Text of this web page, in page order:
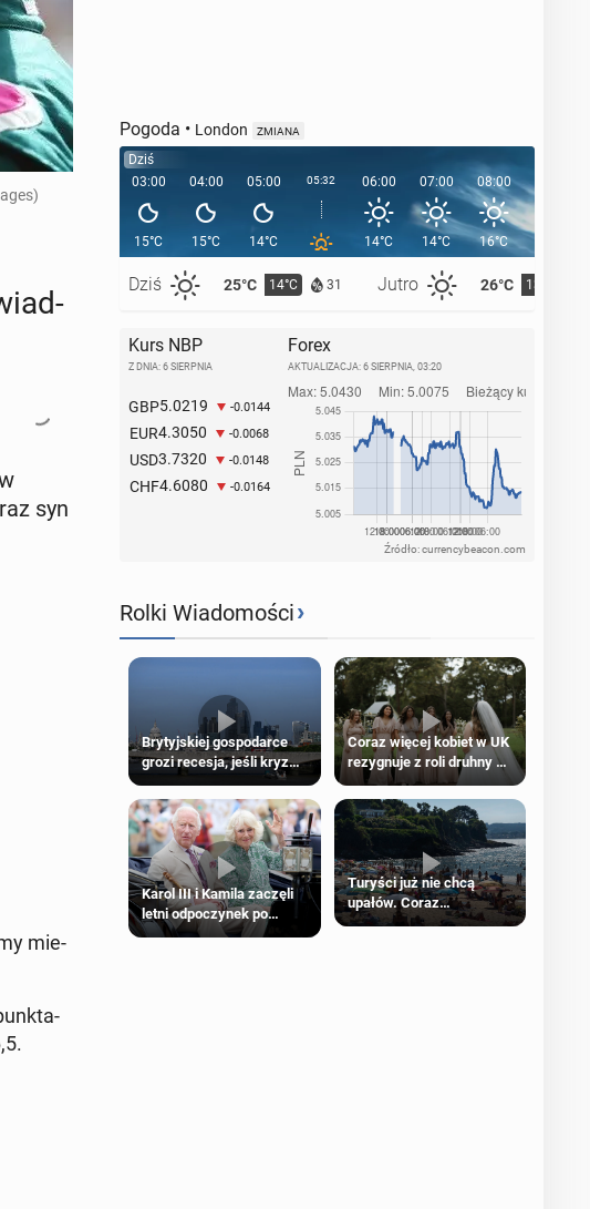
syn
mie­
Pogoda • London ZMIANA
Dziś
03:00
15°C
Dziś 25°C 14°C 31 Jutro 26°C 13°C
04:00
15°C
05:00
14°C
05:32 06:00
14°C
07:00
14°C
08:00
16°C
09:00
Kurs NBP
Z DNIA: 6 SIERPNIA
GBP5.0219 -0.0144
EUR4.3050 -0.0068
USD3.7320 -0.0148
CHF4.6080 -0.0164
Forex
AKTUALIZACJA: 6 SIERPNIA, 03:20
Źródło: currencybeacon.com
Rolki Wiadomości›
Brytyjskiej gospodarce
grozi recesja, jeśli kryzys
na Bliskim Wschodzie się
przedłuży
Coraz więcej kobiet w UK
rezygnuje z roli druhny na
ślubie
Karol III i Kamila zaczęli
letni odpoczynek po
Igrzyskach Wspólnoty w
Turyści już nie chcą
upałów. Coraz
popularniejsze